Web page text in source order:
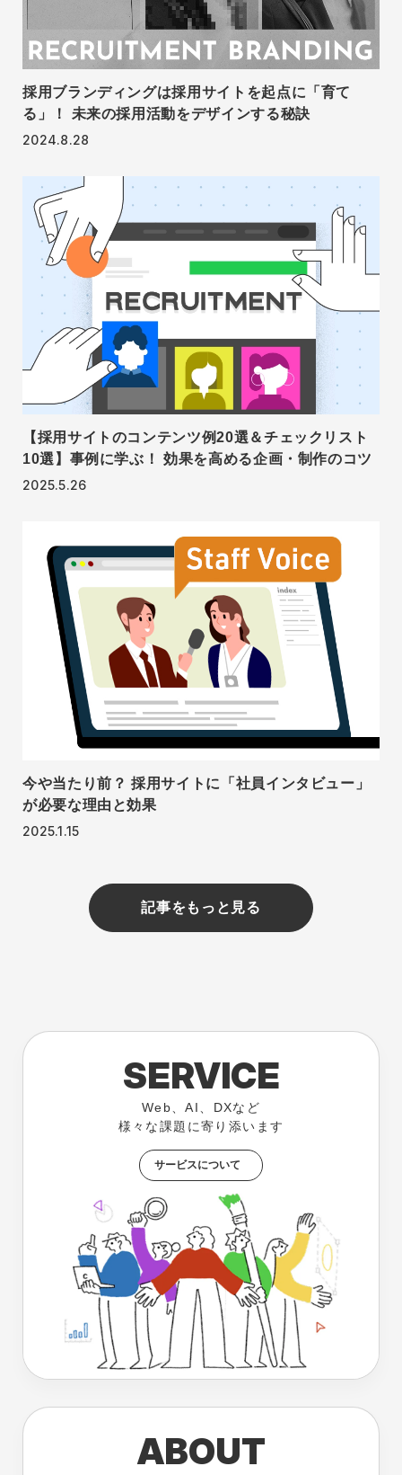
採用ブランディングは採用サイトを起点に「育て
る」！ 未来の採用活動をデザインする秘訣
2024.8.28
【採用サイトのコンテンツ例20選＆チェックリスト
10選】事例に学ぶ！ 効果を高める企画・制作のコツ
2025.5.26
今や当たり前？ 採用サイトに「社員インタビュー」
が必要な理由と効果
2025.1.15
記事をもっと見る
SERVICE
Web、AI、DXなど
様々な課題に寄り添います
サービスについて
ABOUT